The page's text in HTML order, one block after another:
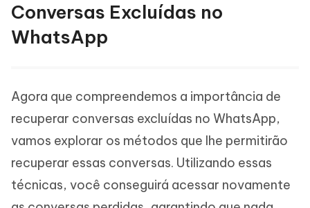
Conversas Excluídas no
WhatsApp
Agora que compreendemos a importância de
recuperar conversas excluídas no WhatsApp,
vamos explorar os métodos que lhe permitirão
recuperar essas conversas. Utilizando essas
técnicas, você conseguirá acessar novamente